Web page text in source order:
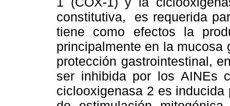
constitutiva, es requerida
tiene como efectos la
principalmente en la mucosa
protección gastrointestinal,
ser inhibida por los AINEs
ciclooxigenasa 2 es